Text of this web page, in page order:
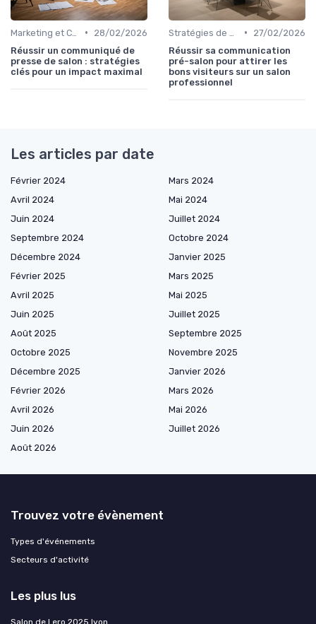
•
28/02/2026
Réussir un communiqué de
presse de salon : stratégies
clés pour un impact maximal
•
27/02/2026
Réussir sa communication
pré-salon pour attirer les
bons visiteurs sur un salon
professionnel
Les articles par date
Février 2024
Mars 2024
Avril 2024
Mai 2024
Juin 2024
Juillet 2024
Septembre 2024
Octobre 2024
Décembre 2024
Janvier 2025
Février 2025
Mars 2025
Avril 2025
Mai 2025
Juin 2025
Juillet 2025
Août 2025
Septembre 2025
Octobre 2025
Novembre 2025
Décembre 2025
Janvier 2026
Février 2026
Mars 2026
Avril 2026
Mai 2026
Juin 2026
Juillet 2026
Août 2026
Trouvez votre évènement
Types d'événements
Secteurs d'activité
Les plus lus
Salon de l ero 2025 lyon